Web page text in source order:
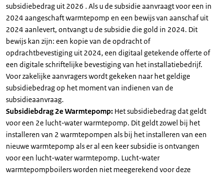
subsidiebedrag uit 2026 . Als u de subsidie aanvraagt voor een in
2024 aangeschaft warmtepomp en een bewijs van aanschaf uit
2024 aanlevert, ontvangt u de subsidie die gold in 2024. Dit
bewijs kan zijn: een kopie van de opdracht of
opdrachtbevestiging uit 2024, een digitaal getekende offerte of
een digitale schriftelijke bevestiging van het installatiebedrijf.
Voor zakelijke aanvragers wordt gekeken naar het geldige
subsidiebedrag op het moment van indienen van de
subsidieaanvraag.
Subsidiebdrag 2e Warmtepomp: Het subsidiebedrag dat geldt
voor een 2e lucht-water warmtepomp. Dit geldt zowel bij het
installeren van 2 warmtepompen als bij het installeren van een
nieuwe warmtepomp als er al een keer subsidie is ontvangen
voor een lucht-water warmtepomp. Lucht-water
warmtepompboilers worden niet meegerekend voor deze